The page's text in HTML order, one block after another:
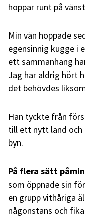
hoppar runt på
Min vän hoppade
egensinnig kugge i
ett sammanhang
Jag har aldrig hört
det behövdes
Han tyckte från
till ett nytt land
byn.
På flera sätt
som öppnade sin
en grupp vithåriga
någonstans och